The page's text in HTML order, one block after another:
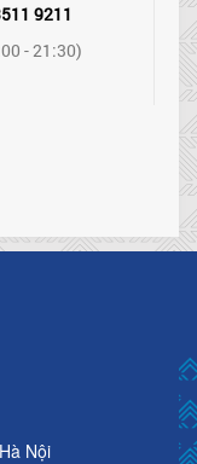
9211
- 21:30)
Nội